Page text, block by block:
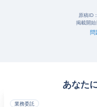
原稿ID：
掲載開始
問
あなた
業務委託